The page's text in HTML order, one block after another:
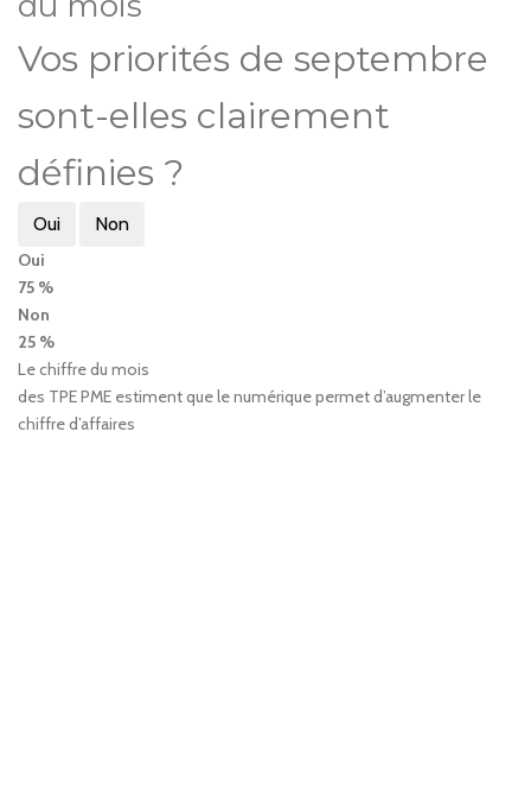
Vos priorités de septembre
sont-elles clairement
définies ?
Oui Non
Oui
75 %
Non
25 %
Le chiffre du mois
des TPE PME estiment que le numérique permet d’augmenter le
chiffre d’affaires